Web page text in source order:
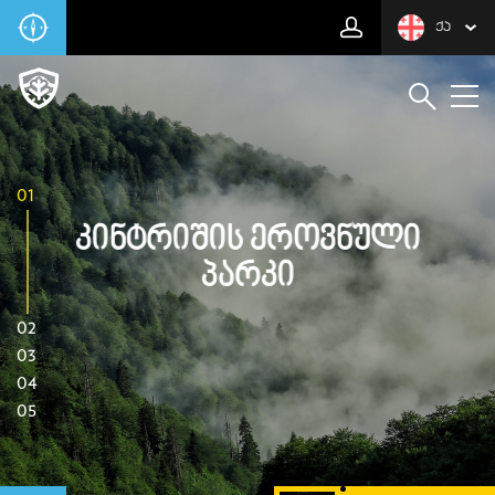
ᲥᲐ
01
02
03
04
05
Კინტრიშის Ეროვნული
Პარკი